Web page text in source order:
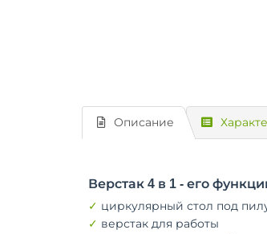
Описание
Верстак 4 в 1 - его
✓ циркулярный стол под
✓ верстак для работы